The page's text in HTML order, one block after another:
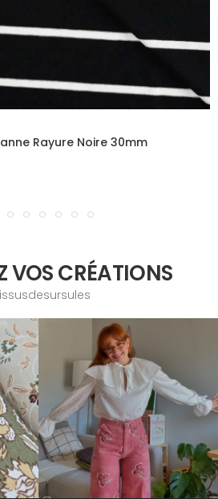
Rayure Noire 30mm
VOS CRÉATIONS